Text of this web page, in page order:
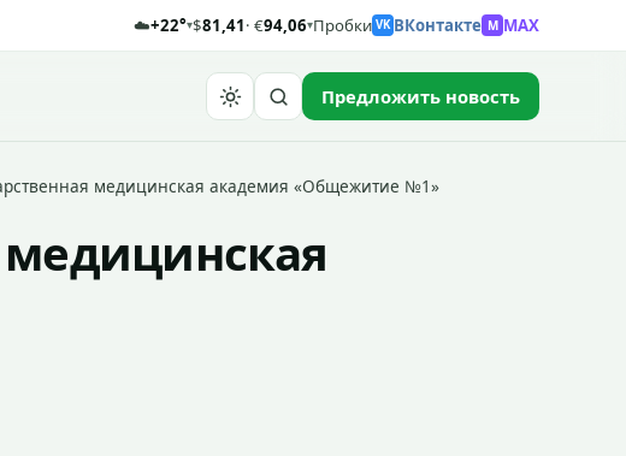
☁️+22°▾$81,41· €94,06▾Пробки VK ВКонтакте M MAX
Предложить новость
медицинская академия «Общежитие №1»